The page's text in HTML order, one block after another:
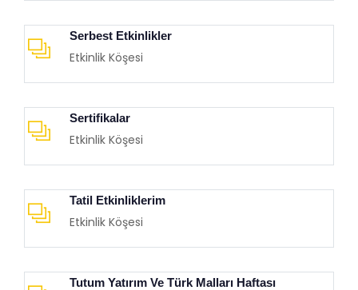
Serbest Etkinlikler
Etkinlik Köşesi
Sertifikalar
Etkinlik Köşesi
Tatil Etkinliklerim
Etkinlik Köşesi
Tutum Yatırım Ve Türk Malları Haftası